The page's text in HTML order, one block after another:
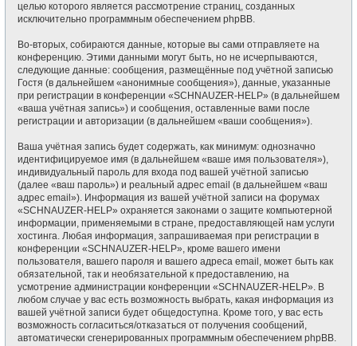
целью которого является рассмотрение страниц, созданных
исключительно программным обеспечением phpBB.
Во-вторых, собираются данные, которые вы сами отправляете на
конференцию. Этими данными могут быть, но не исчерпываются,
следующие данные: сообщения, размещённые под учётной записью
Гостя (в дальнейшем «анонимные сообщения»), данные, указанные
при регистрации в конференции «SCHNAUZER-HELP» (в дальнейшем
«ваша учётная запись») и сообщения, оставленные вами после
регистрации и авторизации (в дальнейшем «ваши сообщения»).
Ваша учётная запись будет содержать, как минимум: однозначно
идентифицируемое имя (в дальнейшем «ваше имя пользователя»),
индивидуальный пароль для входа под вашей учётной записью
(далее «ваш пароль») и реальный адрес email (в дальнейшем «ваш
адрес email»). Информация из вашей учётной записи на форумах
«SCHNAUZER-HELP» охраняется законами о защите компьютерной
информации, применяемыми в стране, предоставляющей нам услуги
хостинга. Любая информация, запрашиваемая при регистрации в
конференции «SCHNAUZER-HELP», кроме вашего имени
пользователя, вашего пароля и вашего адреса email, может быть как
обязательной, так и необязательной к предоставлению, на
усмотрение администрации конференции «SCHNAUZER-HELP». В
любом случае у вас есть возможность выбрать, какая информация из
вашей учётной записи будет общедоступна. Кроме того, у вас есть
возможность согласиться/отказаться от получения сообщений,
автоматически сгенерированных программным обеспечением phpBB.